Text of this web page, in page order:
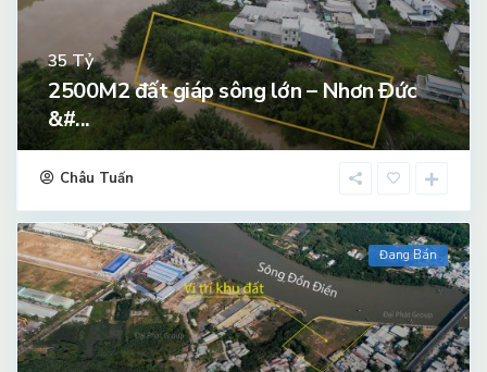
35Tỷ
2500M2 đất giáp sông lớn – Nhơn Đức
&#...
Châu Tuấn
Đang Bán